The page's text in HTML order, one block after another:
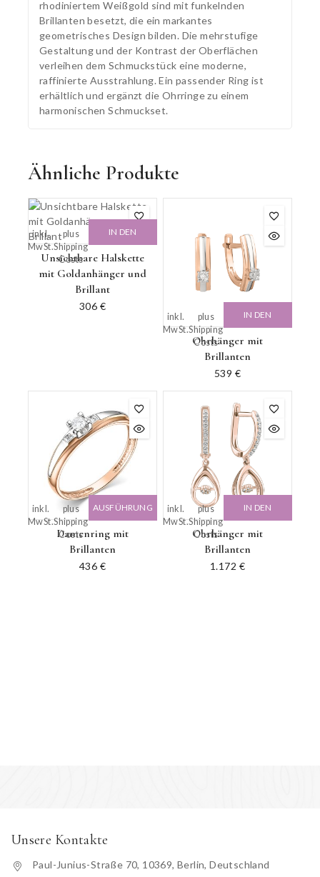
rhodiniertem Weißgold sind mit funkelnden
Brillanten besetzt, die ein markantes
geometrisches Design bilden. Die mehrstufige
Gestaltung und der Kontrast der Oberflächen
verleihen dem Schmuckstück eine moderne,
raffinierte Ausstrahlung. Ein passender Ring ist
erhältlich und ergänzt die Ohrringe zu einem
harmonischen Schmuckset.
Ähnliche Produkte
Unsichtbare Halskette
mit Goldanhänger und
Brillant
306 €
inkl.
MwSt.
plus
Shipping
Costs
IN DEN
Ohrhänger mit
Brillanten
539 €
inkl.
MwSt.
plus
Shipping
Costs
IN DEN
Damenring mit
Brillanten
436 €
inkl.
MwSt.
plus
Shipping
Costs
AUSFÜHRUNG
Ohrhänger mit
Brillanten
1.172 €
inkl.
MwSt.
plus
Shipping
Costs
IN DEN
Unsere Kontakte
Paul-Junius-Straße 70, 10369, Berlin, Deutschland